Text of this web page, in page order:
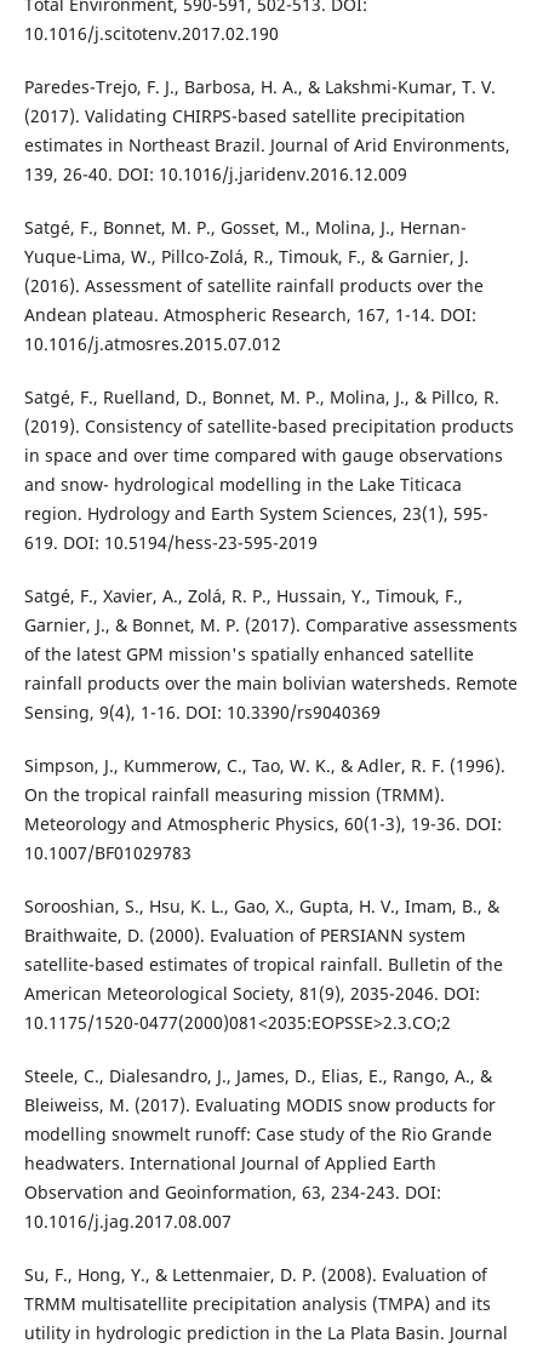
Total Environment, 590-591, 502-513. DOI:
10.1016/j.scitotenv.2017.02.190
Paredes-Trejo, F. J., Barbosa, H. A., & Lakshmi-Kumar, T. V.
(2017). Validating CHIRPS-based satellite precipitation
estimates in Northeast Brazil. Journal of Arid Environments,
139, 26-40. DOI: 10.1016/j.jaridenv.2016.12.009
Satgé, F., Bonnet, M. P., Gosset, M., Molina, J., Hernan-
Yuque-Lima, W., Pillco-Zolá, R., Timouk, F., & Garnier, J.
(2016). Assessment of satellite rainfall products over the
Andean plateau. Atmospheric Research, 167, 1-14. DOI:
10.1016/j.atmosres.2015.07.012
Satgé, F., Ruelland, D., Bonnet, M. P., Molina, J., & Pillco, R.
(2019). Consistency of satellite-based precipitation products
in space and over time compared with gauge observations
and snow- hydrological modelling in the Lake Titicaca
region. Hydrology and Earth System Sciences, 23(1), 595-
619. DOI: 10.5194/hess-23-595-2019
Satgé, F., Xavier, A., Zolá, R. P., Hussain, Y., Timouk, F.,
Garnier, J., & Bonnet, M. P. (2017). Comparative assessments
of the latest GPM mission's spatially enhanced satellite
rainfall products over the main bolivian watersheds. Remote
Sensing, 9(4), 1-16. DOI: 10.3390/rs9040369
Simpson, J., Kummerow, C., Tao, W. K., & Adler, R. F. (1996).
On the tropical rainfall measuring mission (TRMM).
Meteorology and Atmospheric Physics, 60(1-3), 19-36. DOI:
10.1007/BF01029783
Sorooshian, S., Hsu, K. L., Gao, X., Gupta, H. V., Imam, B., &
Braithwaite, D. (2000). Evaluation of PERSIANN system
satellite-based estimates of tropical rainfall. Bulletin of the
American Meteorological Society, 81(9), 2035-2046. DOI:
10.1175/1520-0477(2000)081<2035:EOPSSE>2.3.CO;2
Steele, C., Dialesandro, J., James, D., Elias, E., Rango, A., &
Bleiweiss, M. (2017). Evaluating MODIS snow products for
modelling snowmelt runoff: Case study of the Rio Grande
headwaters. International Journal of Applied Earth
Observation and Geoinformation, 63, 234-243. DOI:
10.1016/j.jag.2017.08.007
Su, F., Hong, Y., & Lettenmaier, D. P. (2008). Evaluation of
TRMM multisatellite precipitation analysis (TMPA) and its
utility in hydrologic prediction in the La Plata Basin. Journal